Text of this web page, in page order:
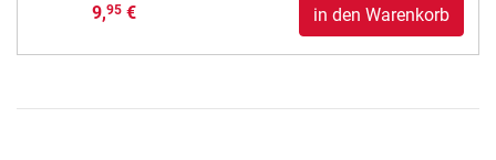
9,95€ in den Warenkorb